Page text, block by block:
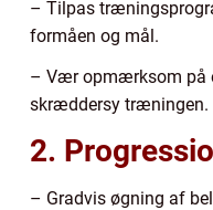
– Tilpas
formåen og mål.
– Vær opmærksom på
skræddersy træningen.
2.
– Gradvis øgning af